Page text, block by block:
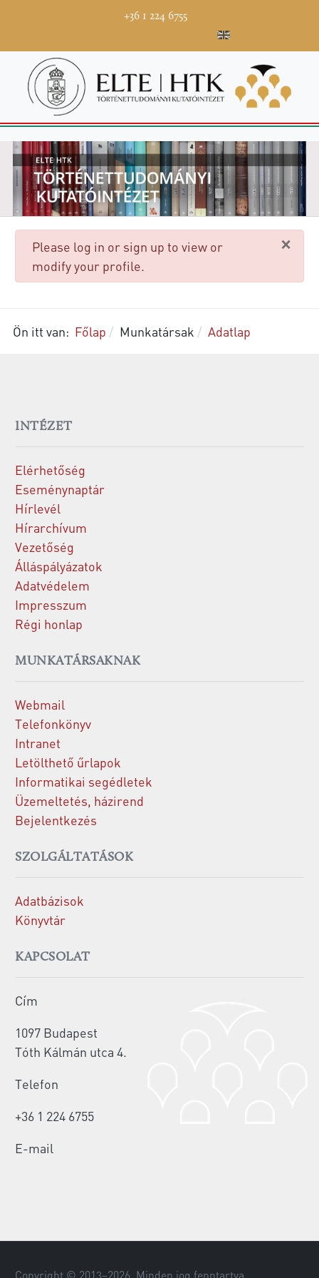
+36 1 224 6755
×
danger
Please log in or sign up to view or
modify your profile.
Ön itt van: Főlap Munkatársak Adatlap
INTÉZET
Elérhetőség
Eseménynaptár
Hírlevél
Hírarchívum
Vezetőség
Álláspályázatok
Adatvédelem
Impresszum
Régi honlap
MUNKATÁRSAKNAK
Webmail
Telefonkönyv
Intranet
Letölthető űrlapok
Informatikai segédletek
Üzemeltetés, házirend
Bejelentkezés
SZOLGÁLTATÁSOK
Adatbázisok
Könyvtár
KAPCSOLAT
Cím
1097 Budapest
Tóth Kálmán utca 4.
Telefon
+36 1 224 6755
E-mail